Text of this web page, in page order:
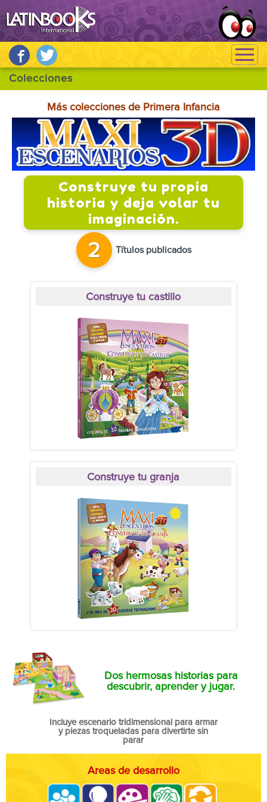
Más colecciones de Primera Infancia
Construye tu propia
historia y deja volar tu
imaginación.
2 Títulos publicados
Construye tu castillo
Construye tu granja
Dos hermosas historias para
descubrir, aprender y jugar.
Incluye escenario tridimensional para armar
y piezas troqueladas para divertirte sin
parar
Areas de desarrollo